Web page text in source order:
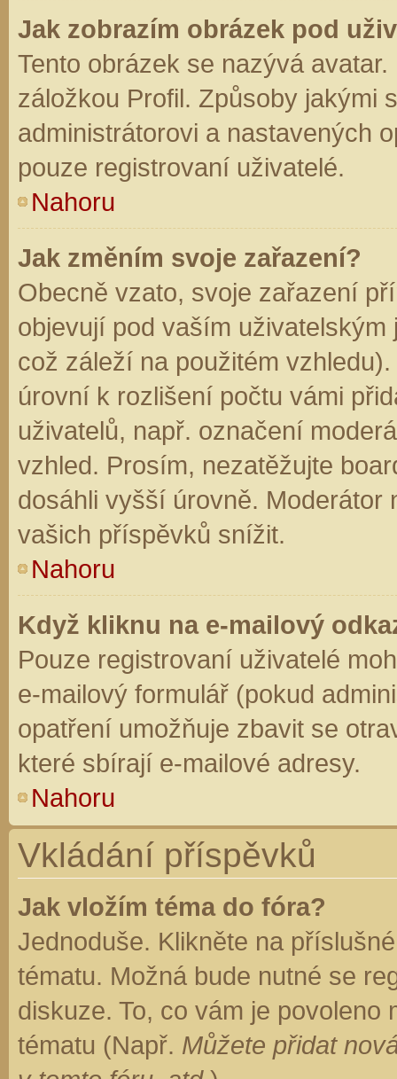
Jak zobrazím obrázek pod
Tento obrázek se nazývá
záložkou Profil. Způsoby jakými
administrátorovi a nastavených
pouze registrovaní uživatelé.
Nahoru
Jak změním svoje zařazení?
Obecně vzato, svoje zařazení
objevují pod vaším
což záleží na použitém
úrovní k rozlišení počtu vámi
uživatelů, např. označení
vzhled. Prosím, nezatěžujte
dosáhli vyšší úrovně. Moderátor
vašich příspěvků snížit.
Nahoru
Když kliknu na e-mailový
Pouze registrovaní uživatelé
e-mailový formulář (pokud
opatření umožňuje zbavit se
které sbírají e-mailové adresy.
Nahoru
Vkládání příspěvků
Jak vložím téma do fóra?
Jednoduše. Klikněte na
tématu. Možná bude nutné se
diskuze. To, co vám je
tématu (Např. Můžete přidat